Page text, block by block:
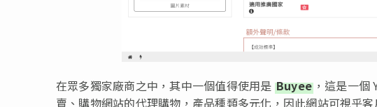
在眾多獨家廠商之中，其中一個值得使用是 Buyee ，這是一
賣、購物網站的代理購物，產品種類多元化，因此網站可視乎